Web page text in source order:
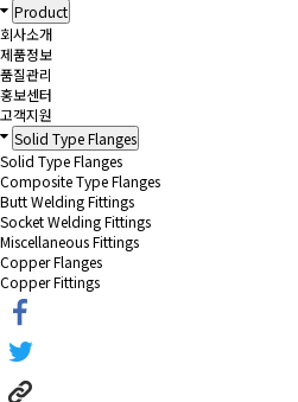
Product
회사소개
제품정보
품질관리
홍보센터
고객지원
Solid Type Flanges
Solid Type Flanges
Composite Type Flanges
Butt Welding Fittings
Socket Welding Fittings
Miscellaneous Fittings
Copper Flanges
Copper Fittings